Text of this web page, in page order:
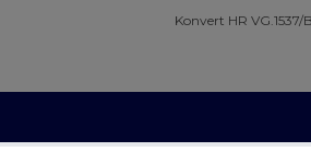
Konvert HR